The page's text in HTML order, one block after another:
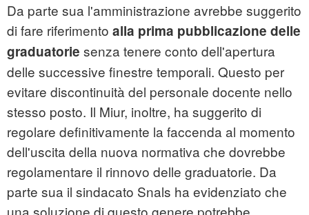
Da parte sua l'amministrazione avrebbe suggerito
di fare riferimento alla prima pubblicazione delle
graduatorie senza tenere conto dell'apertura
delle successive finestre temporali. Questo per
evitare discontinuità del personale docente nello
stesso posto. Il Miur, inoltre, ha suggerito di
regolare definitivamente la faccenda al momento
dell'uscita della nuova normativa che dovrebbe
regolamentare il rinnovo delle graduatorie. Da
parte sua il sindacato Snals ha evidenziato che